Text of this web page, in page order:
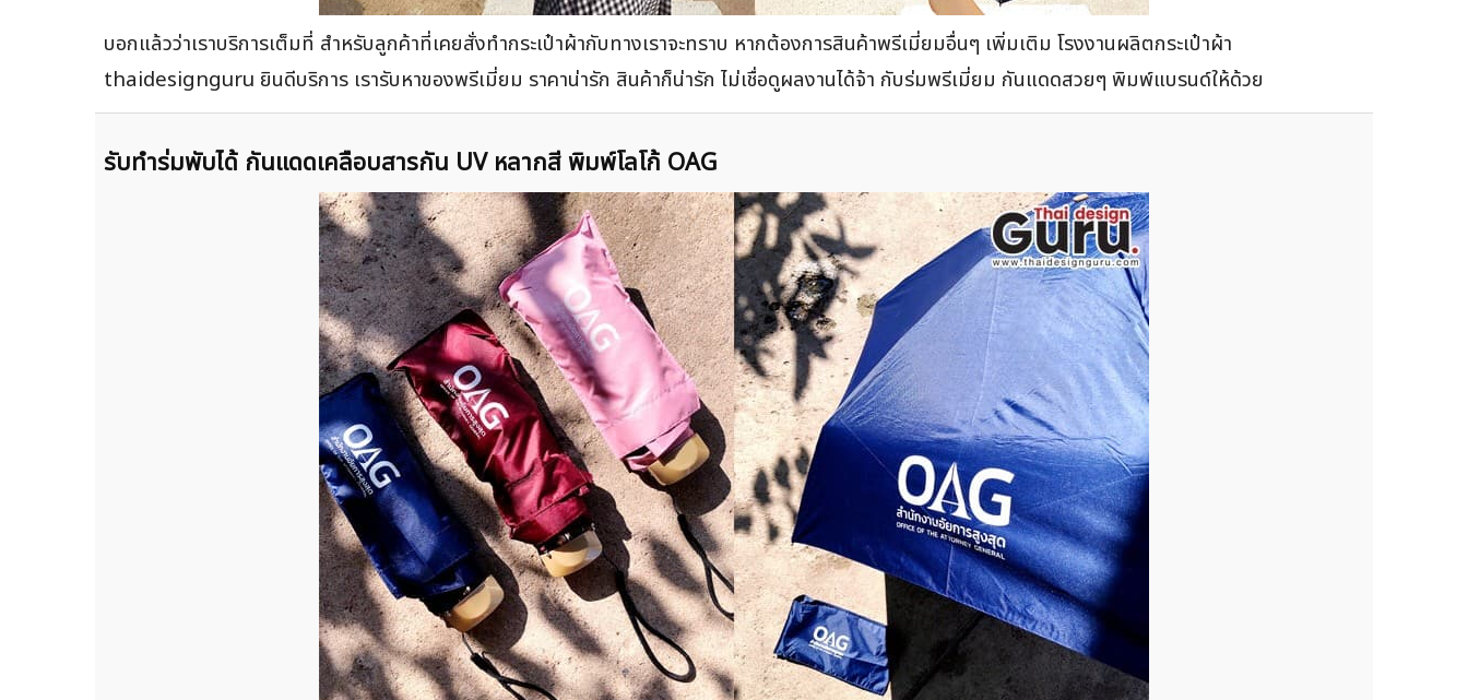
บอกแล้วว่าเราบริการเต็มที่ สำหรับลูกค้าที่เคยสั่งทำกระเป๋าผ้ากับทางเราจะทราบ หากต้องการสินค้าพรีเมี่ยมอื่นๆ เพิ่มเติม โรงงานผลิตกระเป๋าผ้า
thaidesignguru ยินดีบริการ เรารับหาของพรีเมี่ยม ราคาน่ารัก สินค้าก็น่ารัก ไม่เชื่อดูผลงานได้จ้า กับร่มพรีเมี่ยม กันแดดสวยๆ พิมพ์แบรนด์ให้ด้วย
รับทำร่มพับได้ กันแดดเคลือบสารกัน UV หลากสี พิมพ์โลโก้ OAG